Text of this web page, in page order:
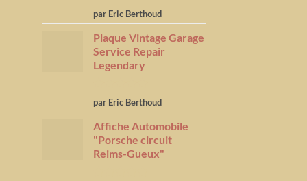
Note5 sur
5
par Eric Berthoud
Plaque Vintage Garage
Service Repair
Legendary
Note5 sur
5
par Eric Berthoud
Affiche Automobile
"Porsche circuit
Reims-Gueux"